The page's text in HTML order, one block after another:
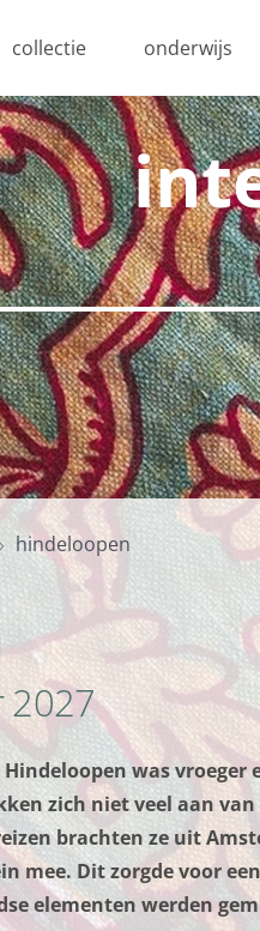
collectie onderwijs
hindeloopen
2027
was vroeger
zich niet veel aan
brachten ze uit
mee. Dit zorgde voor
elementen werden